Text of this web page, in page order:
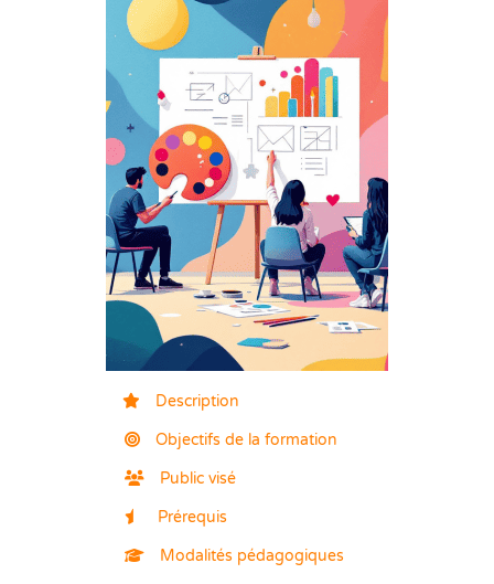
Description
Objectifs de la formation
Public visé
Prérequis
Modalités pédagogiques